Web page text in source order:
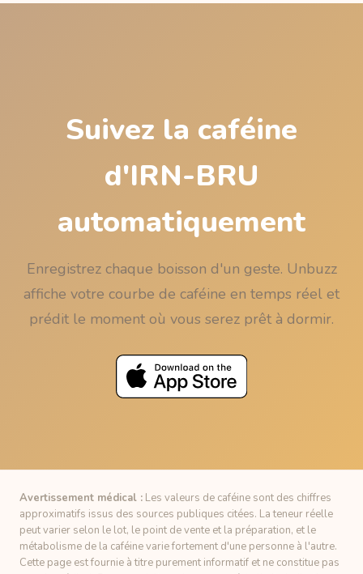
Suivez la caféine
d'IRN-BRU
automatiquement
Enregistrez chaque boisson d'un geste. Unbuzz
affiche votre courbe de caféine en temps réel et
prédit le moment où vous serez prêt à dormir.
Avertissement médical : Les valeurs de caféine sont des chiffres
approximatifs issus des sources publiques citées. La teneur réelle
peut varier selon le lot, le point de vente et la préparation, et le
métabolisme de la caféine varie fortement d'une personne à l'autre.
Cette page est fournie à titre purement informatif et ne constitue pas